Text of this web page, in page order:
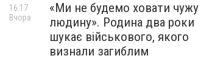
«Ми не будемо ховати чужу
людину». Родина два роки
шукає військового, якого
визнали загиблим
16:17
Вчора